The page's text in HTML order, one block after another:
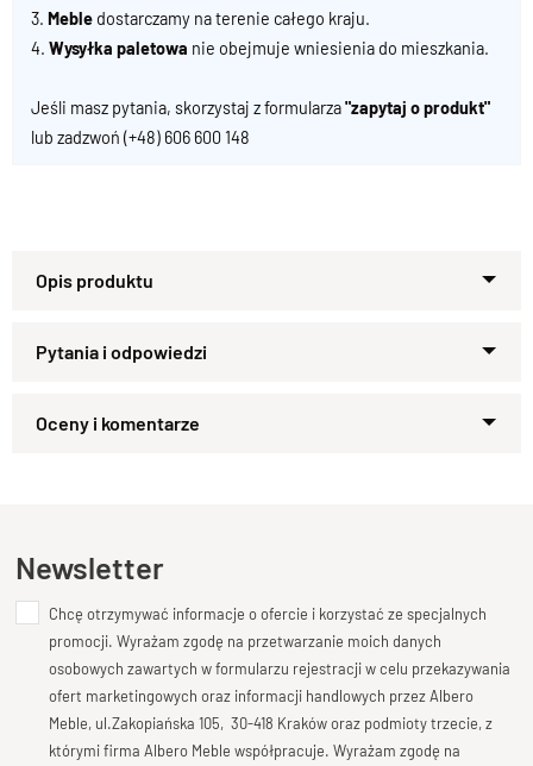
3. Meble dostarczamy na terenie całego kraju.
4. Wysyłka paletowa nie obejmuje wniesienia do mieszkania.
Jeśli masz pytania, skorzystaj z formularza"zapytaj o produkt"
lub zadzwoń (+48) 606 600 148
Specyfikacja techniczna produktu
Drewno 100% Palisander Indyjski
Kolekcja Albero , meble stylowe klasyczne
Długość
90 cm
Wysokość
Głębokość
Zapytaj o produkt
Dodaj opinię o produkcie
Twoja ocena
Bardzo dobry
Twoja opinia o produkcie
Newsletter
Chcę otrzymywać informacje o ofercie i korzystać ze specjalnych
promocji. Wyrażam zgodę na przetwarzanie moich danych
osobowych zawartych w formularzu rejestracji w celu przekazywania
ofert marketingowych oraz informacji handlowych przez Albero
Meble, ul.Zakopiańska 105, 30-418 Kraków oraz podmioty trzecie, z
którymi firma Albero Meble współpracuje. Wyrażam zgodę na